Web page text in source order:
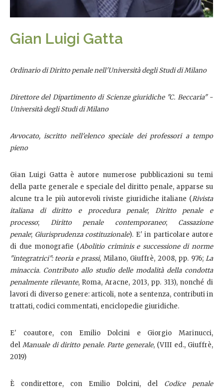
Gian Luigi Gatta
Ordinario di Diritto penale nell'Università degli Studi di Milano
Direttore del Dipartimento di Scienze giuridiche "C. Beccaria" -
Università degli Studi di Milano
Avvocato, iscritto nell'elenco speciale dei professori a tempo
pieno
Gian Luigi Gatta è autore numerose pubblicazioni su temi
della parte generale e speciale del diritto penale, apparse su
alcune tra le più autorevoli riviste giuridiche italiane (Rivista
italiana di diritto e procedura penale; Diritto penale e
processo; Diritto penale contemporaneo; Cassazione
penale; Giurisprudenza costituzionale). E' in particolare autore
di due monografie (Abolitio criminis e successione di norme
"integratrici": teoria e prassi, Milano, Giuffrè, 2008, pp. 976;La
minaccia. Contributo allo studio delle modalità della condotta
penalmente rilevante, Roma, Aracne, 2013, pp. 313), nonché di
lavori di diverso genere: articoli, note a sentenza, contributi in
trattati, codici commentati, enciclopedie giuridiche.
E' coautore, con Emilio Dolcini e Giorgio Marinucci,
delManuale di diritto penale. Parte generale, (VIII ed., Giuffrè,
2019)
È condirettore, con Emilio Dolcini, del Codice penale